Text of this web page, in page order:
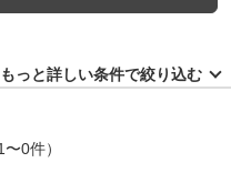
もっと詳しい条件で絞り込む
〜0件）